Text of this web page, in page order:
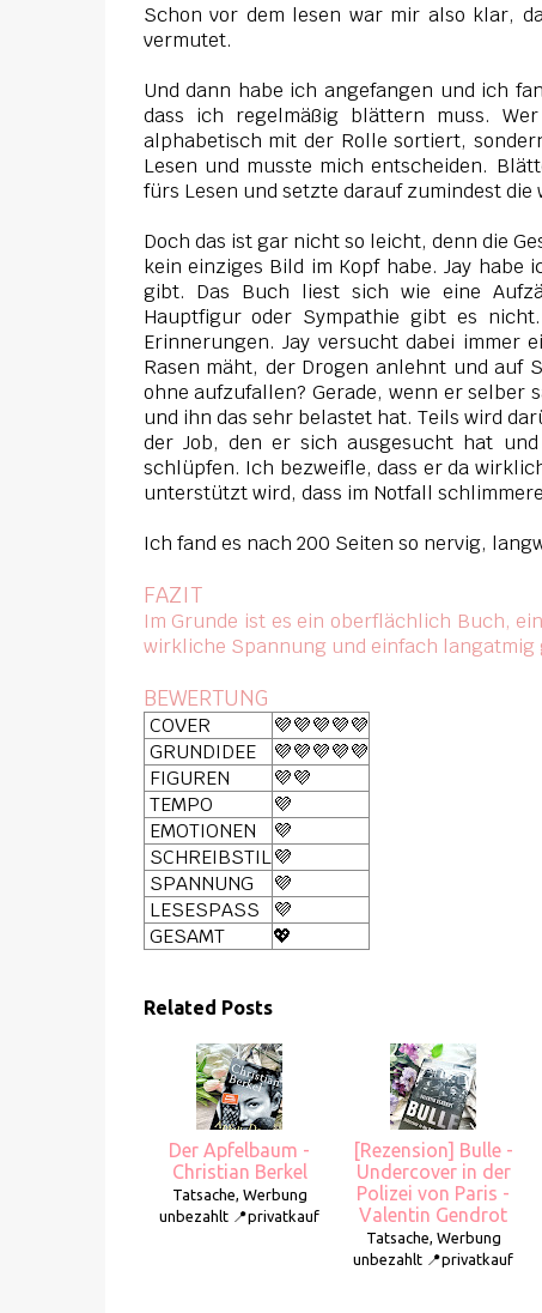
Schon vor dem lesen war mir also klar,
vermutet.
Und dann habe ich angefangen und ich
dass ich regelmäßig blättern muss.
alphabetisch mit der Rolle sortiert,
Lesen und musste mich entscheiden.
fürs Lesen und setzte darauf zumindest
Doch das ist gar nicht so leicht, denn die
kein einziges Bild im Kopf habe. Jay
gibt. Das Buch liest sich wie eine
Hauptfigur oder Sympathie gibt es
Erinnerungen. Jay versucht dabei immer
Rasen mäht, der Drogen anlehnt und auf
ohne aufzufallen? Gerade, wenn er selber
und ihn das sehr belastet hat. Teils wird
der Job, den er sich ausgesucht hat
schlüpfen. Ich bezweifle, dass er da
unterstützt wird, dass im Notfall
Ich fand es nach 200 Seiten so nervig,
FAZIT
Im Grunde ist es ein oberflächlich Buch,
wirkliche Spannung und einfach langatmig
BEWERTUNG
COVER
💜💜💜💜💜
GRUNDIDEE
💜💜💜💜💜
FIGUREN
💜💜
TEMPO
💜
EMOTIONEN
💜
SCHREIBSTIL💜
SPANNUNG
💜
LESESPASS
💜
GESAMT
💖
Related Posts
Der Apfelbaum -
Christian Berkel
Tatsache, Werbung
unbezahlt 📍privatkauf
[Rezension] Bulle -
Undercover in der
Polizei von Paris -
Valentin Gendrot
Tatsache, Werbung
unbezahlt 📍privatkauf